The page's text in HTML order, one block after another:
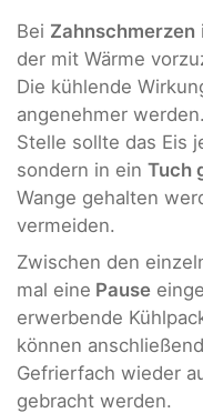
Bei Zahnschmerzen
der mit Wärme
Die kühlende
angenehmer
Stelle sollte das Eis
sondern in ein Tuch
Wange gehalten
vermeiden.
Zwischen den
mal eine Pause
erwerbende
können
Gefrierfach wieder
gebracht werden.